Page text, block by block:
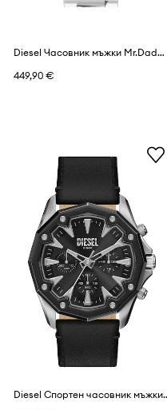
Diesel Часовник мъжки Mr.Daddy Slim
449,90 €
Diesel